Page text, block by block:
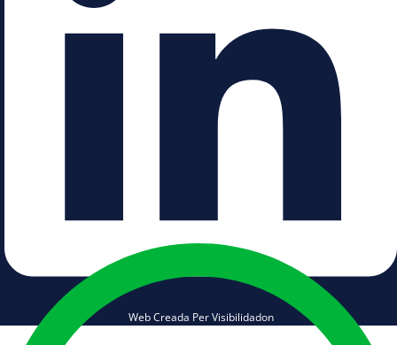
Web Creada Per Visibilidadon